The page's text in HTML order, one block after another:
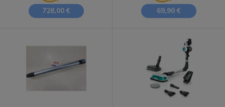
Bianca con Design
Ergonomico, Tecnologia
728,00 €
da 6.5 m, 600 W
69,90 €